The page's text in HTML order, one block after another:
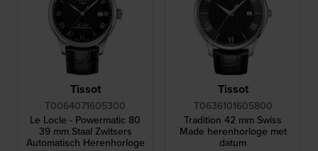
Tissot
T0064071605300
Le Locle - Powermatic 80
39 mm Staal Zwitsers
Automatisch Herenhorloge
Tissot
T0636101605800
Tradition 42 mm Swiss
Made herenhorloge met
datum